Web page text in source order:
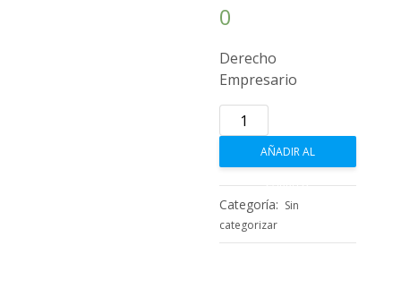
0
Derecho
Empresario
Derecho
Empresario
cantidadAÑADIR AL
CARRITO
Categoría: Sin
categorizar